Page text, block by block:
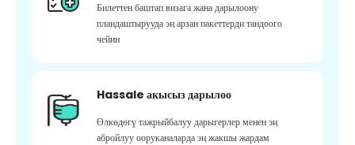
Билеттен баштап визага жана дарылоону
пландаштырууда эң арзан пакеттерди тандоого
чейин
Hassale акысыз дарылоо
Өлкөдөгү тажрыйбалуу дарыгерлер менен эң
абройлуу ооруканаларда эң жакшы жардам